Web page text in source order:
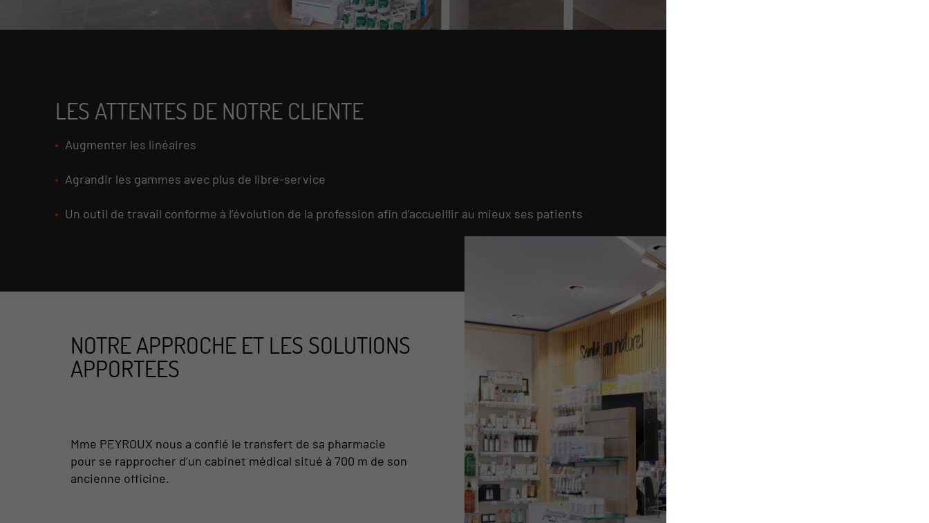
LES ATTENTES DE NOTRE CLIENTE
Augmenter les linéaires
Agrandir les gammes avec plus de libre-service
Un outil de travail conforme à l’évolution de la profession afin d’accueillir au mieux ses patients
NOTRE APPROCHE ET LES SOLUTIONS
APPORTEES
Mme PEYROUX nous a confié le transfert de sa pharmacie
pour se rapprocher d’un cabinet médical situé à 700 m de son
ancienne officine.